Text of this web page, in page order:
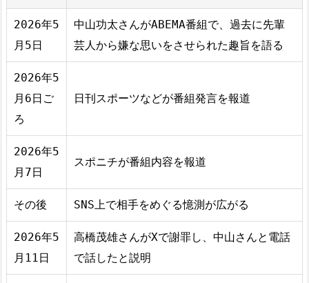
2026年5
月5日
中山功太さんがABEMA番組で、過去に先輩
芸人から嫌な思いをさせられた趣旨を語る
2026年5
月6日ご
ろ
日刊スポーツなどが番組発言を報道
2026年5
月7日
スポニチが番組内容を報道
その後 SNS上で相手をめぐる憶測が広がる
2026年5
月11日
高橋茂雄さんがXで謝罪し、中山さんと電話
で話したと説明